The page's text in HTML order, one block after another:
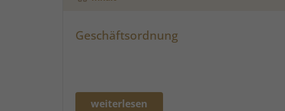
Geschäftsordnung
weiterlesen